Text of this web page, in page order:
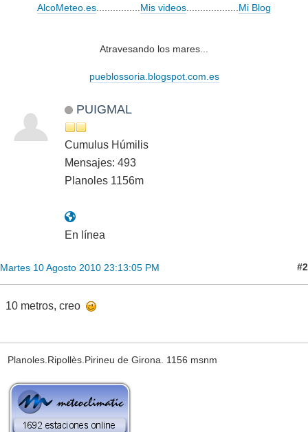
AlcoMeteo.es Mis videos Mi Blog
Atravesando los mares...
pueblossoria.blogspot.com.es
PUIGMAL
Cumulus Húmilis
Mensajes: 493
Planoles 1156m
En línea
Martes 10 Agosto 2010 23:13:05 PM #2
10 metros, creo
Planoles.Ripollès.Pirineu de Girona. 1156 msnm